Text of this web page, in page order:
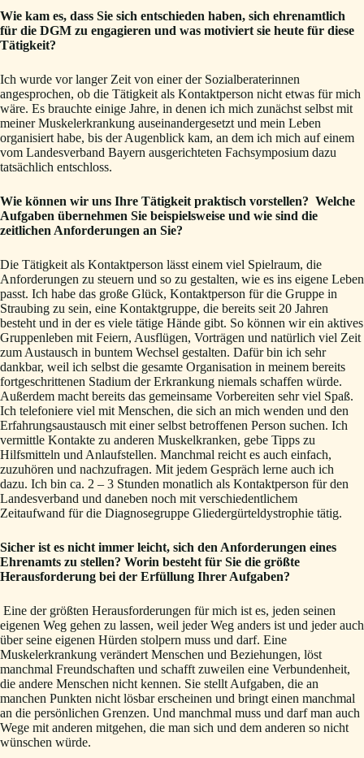
Wie kam es, dass Sie sich entschieden haben, sich ehrenamtlich
für die DGM zu engagieren und was motiviert sie heute für diese
Tätigkeit?
Ich wurde vor langer Zeit von einer der Sozialberaterinnen
angesprochen, ob die Tätigkeit als Kontaktperson nicht etwas für mich
wäre. Es brauchte einige Jahre, in denen ich mich zunächst selbst mit
meiner Muskelerkrankung auseinandergesetzt und mein Leben
organisiert habe, bis der Augenblick kam, an dem ich mich auf einem
vom Landesverband Bayern ausgerichteten Fachsymposium dazu
tatsächlich entschloss.
Wie können wir uns Ihre Tätigkeit praktisch vorstellen? Welche
Aufgaben übernehmen Sie beispielsweise und wie sind die
zeitlichen Anforderungen an Sie?
Die Tätigkeit als Kontaktperson lässt einem viel Spielraum, die
Anforderungen zu steuern und so zu gestalten, wie es ins eigene Leben
passt. Ich habe das große Glück, Kontaktperson für die Gruppe in
Straubing zu sein, eine Kontaktgruppe, die bereits seit 20 Jahren
besteht und in der es viele tätige Hände gibt. So können wir ein aktives
Gruppenleben mit Feiern, Ausflügen, Vorträgen und natürlich viel Zeit
zum Austausch in buntem Wechsel gestalten. Dafür bin ich sehr
dankbar, weil ich selbst die gesamte Organisation in meinem bereits
fortgeschrittenen Stadium der Erkrankung niemals schaffen würde.
Außerdem macht bereits das gemeinsame Vorbereiten sehr viel Spaß.
Ich telefoniere viel mit Menschen, die sich an mich wenden und den
Erfahrungsaustausch mit einer selbst betroffenen Person suchen. Ich
vermittle Kontakte zu anderen Muskelkranken, gebe Tipps zu
Hilfsmitteln und Anlaufstellen. Manchmal reicht es auch einfach,
zuzuhören und nachzufragen. Mit jedem Gespräch lerne auch ich
dazu. Ich bin ca. 2 – 3 Stunden monatlich als Kontaktperson für den
Landesverband und daneben noch mit verschiedentlichem
Zeitaufwand für die Diagnosegruppe Gliedergürteldystrophie tätig.
Sicher ist es nicht immer leicht, sich den Anforderungen eines
Ehrenamts zu stellen? Worin besteht für Sie die größte
Herausforderung bei der Erfüllung Ihrer Aufgaben?
Eine der größten Herausforderungen für mich ist es, jeden seinen
eigenen Weg gehen zu lassen, weil jeder Weg anders ist und jeder auch
über seine eigenen Hürden stolpern muss und darf. Eine
Muskelerkrankung verändert Menschen und Beziehungen, löst
manchmal Freundschaften und schafft zuweilen eine Verbundenheit,
die andere Menschen nicht kennen. Sie stellt Aufgaben, die an
manchen Punkten nicht lösbar erscheinen und bringt einen manchmal
an die persönlichen Grenzen. Und manchmal muss und darf man auch
Wege mit anderen mitgehen, die man sich und dem anderen so nicht
wünschen würde.